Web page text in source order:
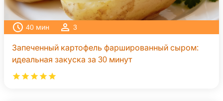
40 мин 3
Запеченный картофель фаршированный сыром:
идеальная закуска за 30 минут